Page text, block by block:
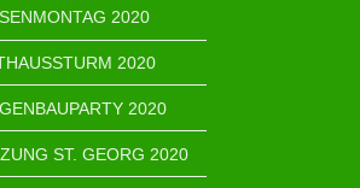
2020
2020
2020
ST. GEORG 2020